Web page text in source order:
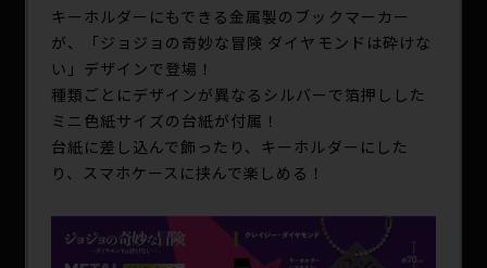
キーホルダーにもできる金属製のブックマーカー
が、「ジョジョの奇妙な冒険 ダイヤモンドは砕けな
い」デザインで登場！
種類ごとにデザインが異なるシルバーで箔押しした
ミニ色紙サイズの台紙が付属！
台紙に差し込んで飾ったり、キーホルダーにした
り、スマホケースに挟んで楽しめる！